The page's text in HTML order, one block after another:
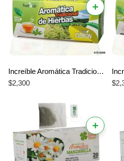
+
Increíble Aromática Tradicional de Cidrón Herbar – El Mejor Sabor Único y Natural
$2,300 $
+